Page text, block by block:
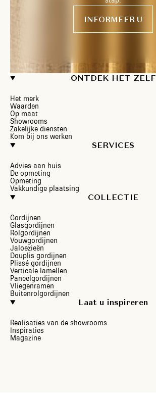
ONTDEK HET ZELF
Het merk
Waarden
Op maat
Showrooms
Zakelijke diensten
Kom bij ons werken
SERVICES
Advies aan huis
De opmeting
Opmeting
Vakkundige plaatsing
COLLECTIE
Gordijnen
Glasgordijnen
Rolgordijnen
Vouwgordijnen
Jaloezieën
Douplis gordijnen
Plissé gordijnen
Verticale lamellen
Paneelgordijnen
Vliegenramen
Buitenrolgordijnen
Laat u inspireren
Realisaties van de showrooms
Inspiraties
Magazine
INFORMEER U